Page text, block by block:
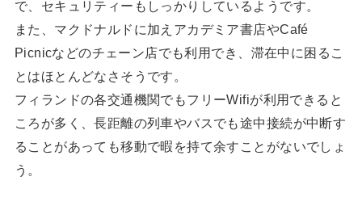
で、セキュリティーもしっかりしているようです。
また、マクドナルドに加えアカデミア書店やCafé
Picnicなどのチェーン店でも利用でき、滞在中に困るこ
とはほとんどなさそうです。
フィランドの各交通機関でもフリーWifiが利用できると
ころが多く、長距離の列車やバスでも途中接続が中断す
ることがあっても移動で暇を持て余すことがないでしょ
う。